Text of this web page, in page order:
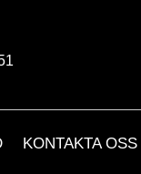
KONTAKTA OSS